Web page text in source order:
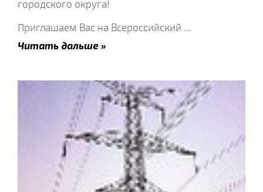
городского округа!
Приглашаем Вас на Всероссийский ...
Читать дальше »